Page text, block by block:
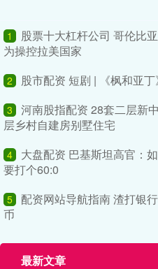
1
股票十大杠杆公司 哥伦比
为操控拉美国家
2 股市配资 短剧 | 《枫和亚
3
河南股指配资 28套二层新
层乡村自建房别墅住宅
4
大盘配资 巴基斯坦高官：
要打个60:0
5
配资网站导航指南 渣打银
币
最新文章